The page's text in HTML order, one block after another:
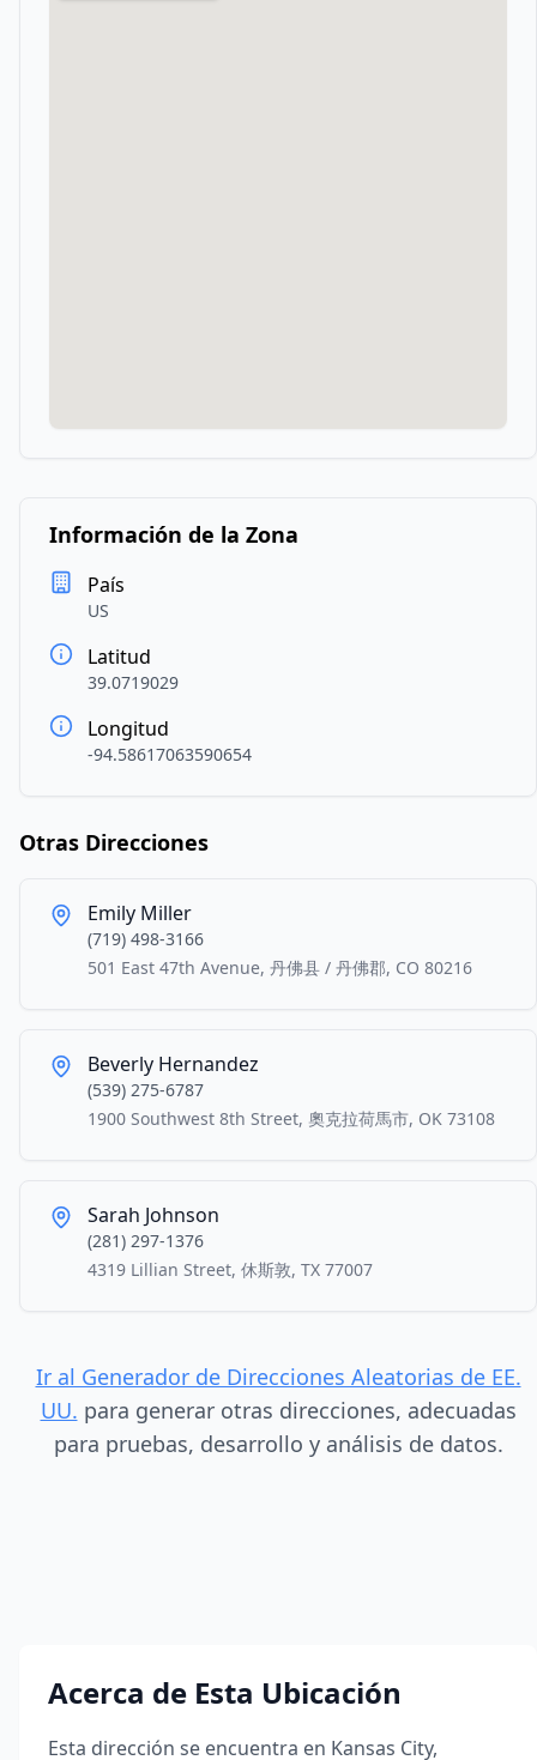
Información de la Zona
País
US
Latitud
39.0719029
Longitud
-94.58617063590654
Otras Direcciones
Emily Miller
(719) 498-3166
501 East 47th Avenue, 丹佛县 / 丹佛郡, CO 80216
Beverly Hernandez
(539) 275-6787
1900 Southwest 8th Street, 奧克拉荷馬市, OK 73108
Sarah Johnson
(281) 297-1376
4319 Lillian Street, 休斯敦, TX 77007
Ir al Generador de Direcciones Aleatorias de EE.
UU. para generar otras direcciones, adecuadas
para pruebas, desarrollo y análisis de datos.
Acerca de Esta Ubicación
Esta dirección se encuentra en Kansas City,